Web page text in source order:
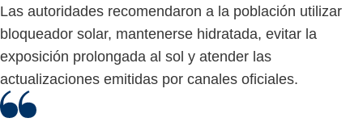
Las autoridades recomendaron a la población utilizar
bloqueador solar, mantenerse hidratada, evitar la
exposición prolongada al sol y atender las
actualizaciones emitidas por canales oficiales.